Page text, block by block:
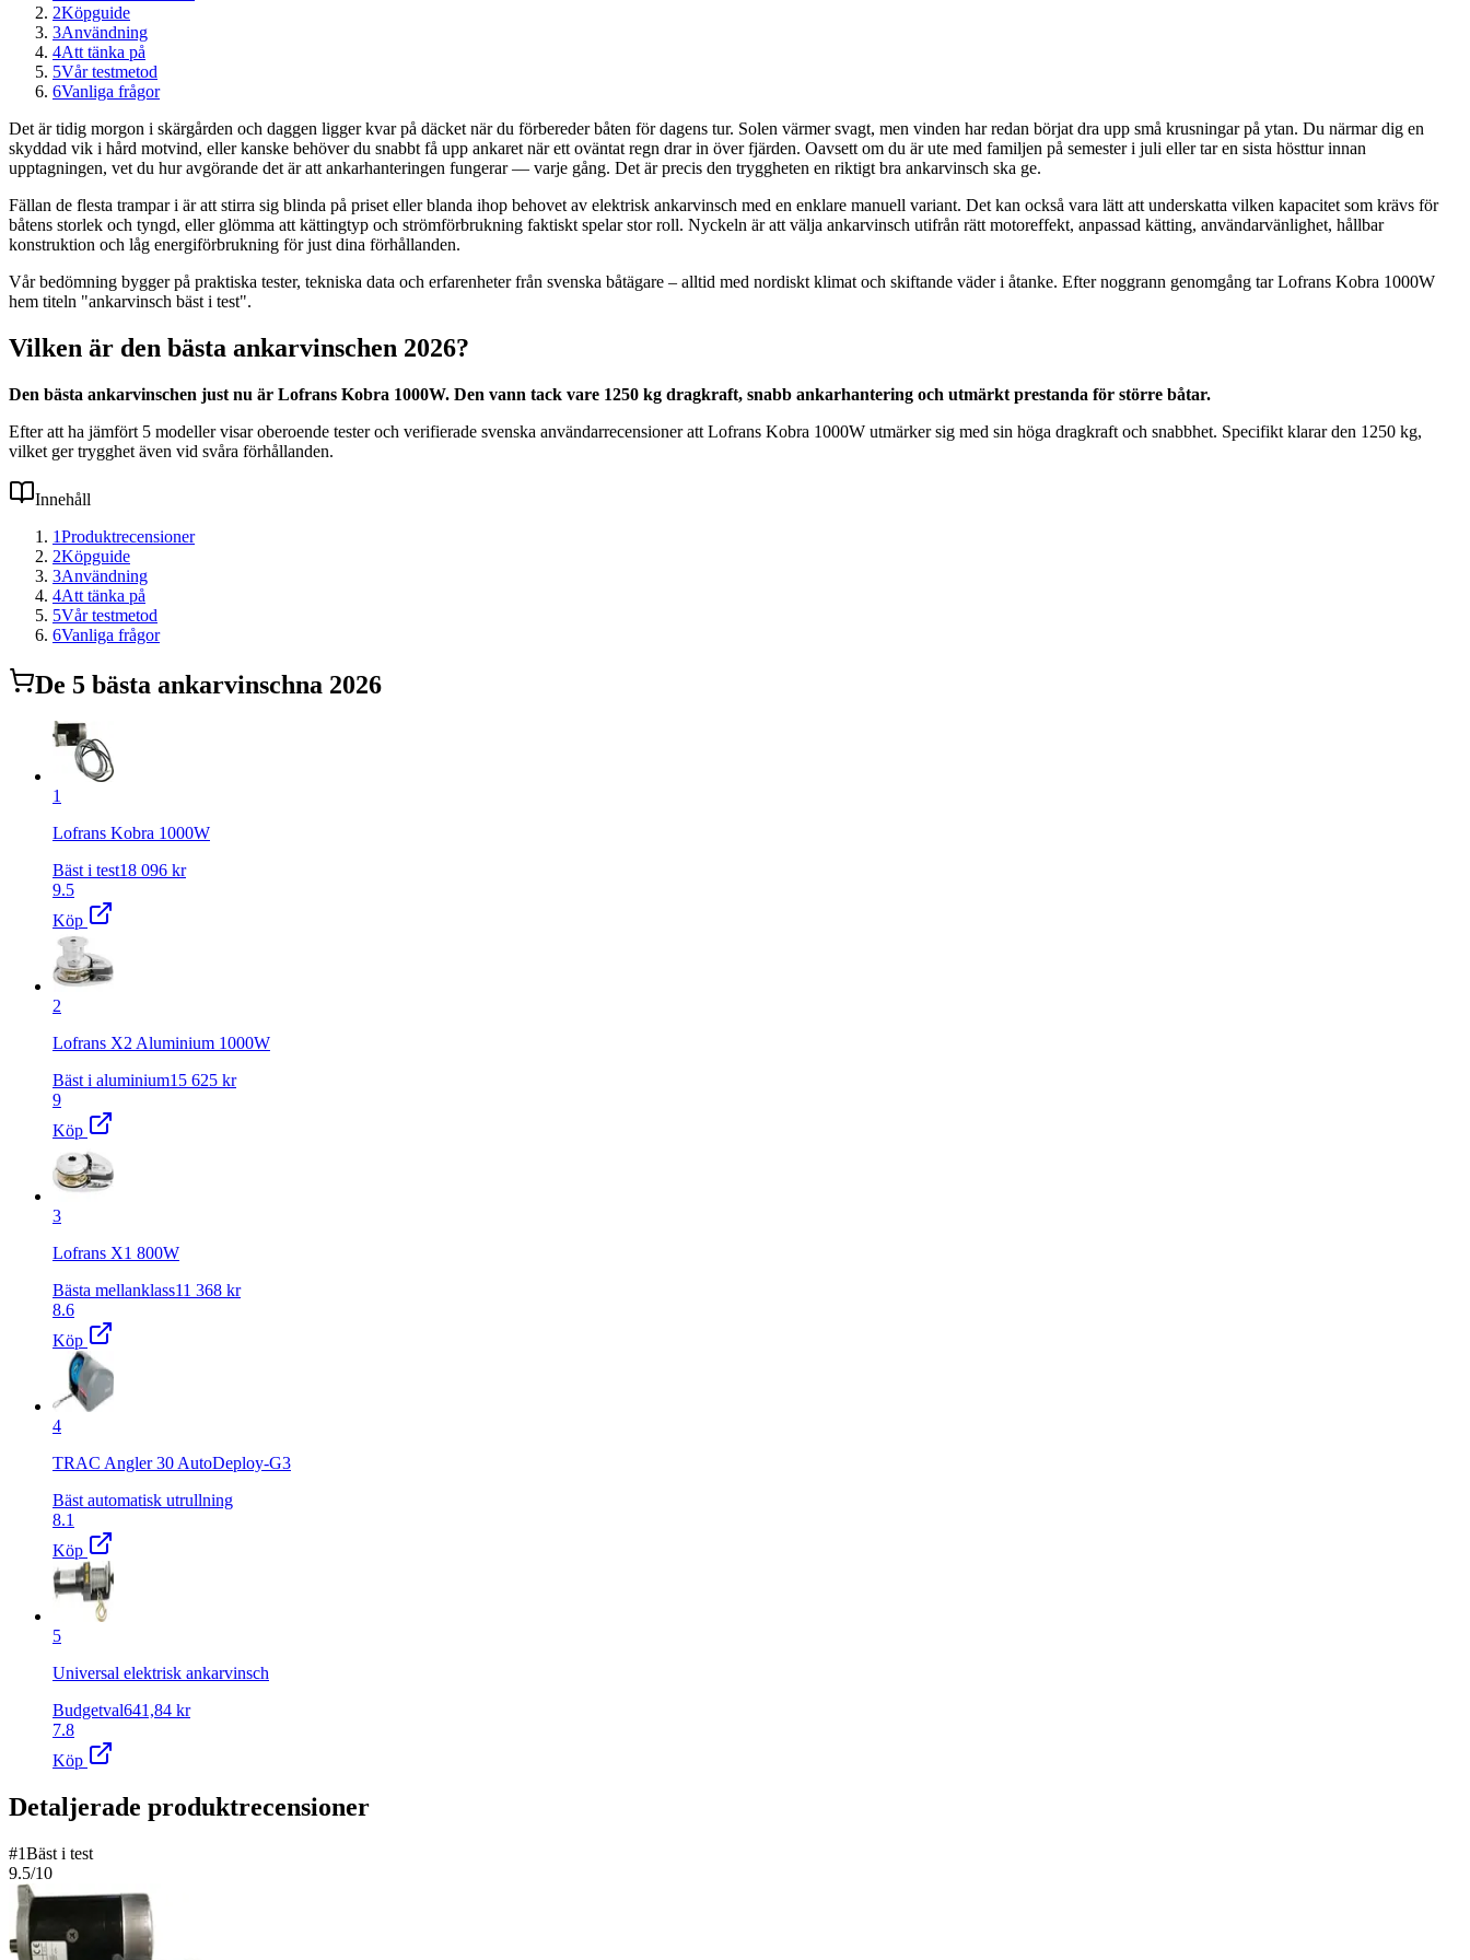
2Köpguide
3Användning
4Att tänka på
5Vår testmetod
6Vanliga frågor
Det är tidig morgon i skärgården och daggen ligger kvar på däcket när du förbereder båten för dagens tur. Solen värmer svagt, men vinden har redan börjat dra upp små krusningar på ytan. Du närmar dig en
skyddad vik i hård motvind, eller kanske behöver du snabbt få upp ankaret när ett oväntat regn drar in över fjärden. Oavsett om du är ute med familjen på semester i juli eller tar en sista hösttur innan
upptagningen, vet du hur avgörande det är att ankarhanteringen fungerar — varje gång. Det är precis den tryggheten en riktigt bra ankarvinsch ska ge.
Fällan de flesta trampar i är att stirra sig blinda på priset eller blanda ihop behovet av elektrisk ankarvinsch med en enklare manuell variant. Det kan också vara lätt att underskatta vilken kapacitet som krävs för
båtens storlek och tyngd, eller glömma att kättingtyp och strömförbrukning faktiskt spelar stor roll. Nyckeln är att välja ankarvinsch utifrån rätt motoreffekt, anpassad kätting, användarvänlighet, hållbar
konstruktion och låg energiförbrukning för just dina förhållanden.
Vår bedömning bygger på praktiska tester, tekniska data och erfarenheter från svenska båtägare – alltid med nordiskt klimat och skiftande väder i åtanke. Efter noggrann genomgång tar Lofrans Kobra 1000W
hem titeln "ankarvinsch bäst i test".
Vilken är den bästa ankarvinschen 2026?
Den bästa ankarvinschen just nu är Lofrans Kobra 1000W. Den vann tack vare 1250 kg dragkraft, snabb ankarhantering och utmärkt prestanda för större båtar.
Efter att ha jämfört 5 modeller visar oberoende tester och verifierade svenska användarrecensioner att Lofrans Kobra 1000W utmärker sig med sin höga dragkraft och snabbhet. Specifikt klarar den 1250 kg,
vilket ger trygghet även vid svåra förhållanden.
Innehåll
1Produktrecensioner
2Köpguide
3Användning
4Att tänka på
5Vår testmetod
6Vanliga frågor
De 5 bästa ankarvinschna 2026
1
Lofrans Kobra 1000W
Bäst i test18 096 kr
9.5
Köp
2
Lofrans X2 Aluminium 1000W
Bäst i aluminium15 625 kr
9
Köp
3
Lofrans X1 800W
Bästa mellanklass11 368 kr
8.6
Köp
4
TRAC Angler 30 AutoDeploy-G3
Bäst automatisk utrullning
8.1
Köp
5
Universal elektrisk ankarvinsch
Budgetval641,84 kr
7.8
Köp
Detaljerade produktrecensioner
#1Bäst i test
9.5/10